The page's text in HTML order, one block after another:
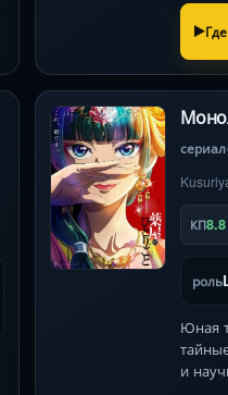
сериал
КП8.8
роль
Юная
и